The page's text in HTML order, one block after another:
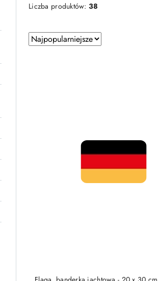
Liczba produktów:38
Zastosowano
sortowanie:
Sortuj
według
DO KOSZYKA